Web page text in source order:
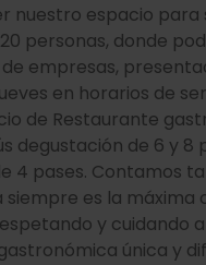
nuestro espacio para
personas, donde
empresas,
en horarios de
de Restaurante
de 6 y 8
4 pases. Contamos
siempre es la máxima
y cuidando
única y